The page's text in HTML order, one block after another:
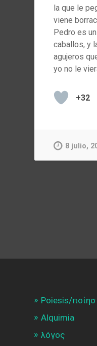
la que le
viene
Pedro es
caballos, y
agujeros
yo no le
+32
8 julio,
Poiesis/
Alquimia
λóγος